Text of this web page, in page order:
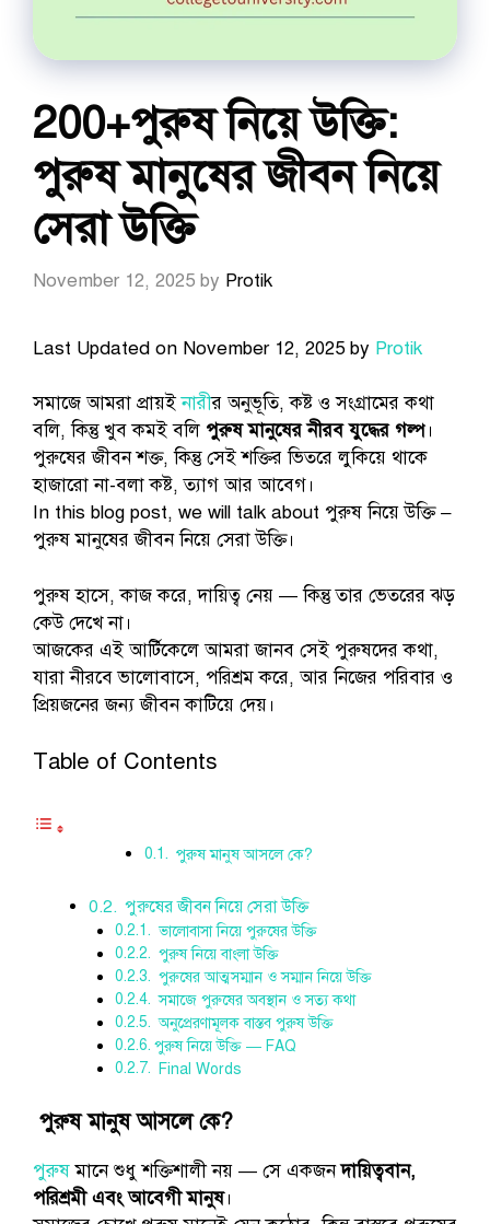
200+পুরুষ নিয়ে উক্তি:
পুরুষ মানুষের জীবন নিয়ে
সেরা উক্তি
November 12, 2025 by Protik
Last Updated on November 12, 2025 by Protik
সমাজে আমরা প্রায়ইনারীর অনুভূতি, কষ্ট ও সংগ্রামের কথা
বলি, কিন্তু খুব কমই বলি পুরুষ মানুষের নীরব যুদ্ধের গল্প।
পুরুষের জীবন শক্ত, কিন্তু সেই শক্তির ভিতরে লুকিয়ে থাকে
হাজারো না-বলা কষ্ট, ত্যাগ আর আবেগ।
In this blog post, we will talk about পুরুষ নিয়ে উক্তি –
পুরুষ মানুষের জীবন নিয়ে সেরা উক্তি।
পুরুষ হাসে, কাজ করে, দায়িত্ব নেয় — কিন্তু তার ভেতরের ঝড়
কেউ দেখে না।
আজকের এই আর্টিকেলে আমরা জানব সেই পুরুষদের কথা,
যারা নীরবে ভালোবাসে, পরিশ্রম করে, আর নিজের পরিবার ও
প্রিয়জনের জন্য জীবন কাটিয়ে দেয়।
Table of Contents
পুরুষ মানুষ আসলে কে?
পুরুষের জীবন নিয়ে সেরা উক্তি
ভালোবাসা নিয়ে পুরুষের উক্তি
পুরুষ নিয়ে বাংলা উক্তি
পুরুষের আত্মসম্মান ও সম্মান নিয়ে উক্তি
সমাজে পুরুষের অবস্থান ও সত্য কথা
অনুপ্রেরণামূলক বাস্তব পুরুষ উক্তি
পুরুষ নিয়ে উক্তি — FAQ
Final Words
পুরুষ মানুষ আসলে কে?
পুরুষমানে শুধু শক্তিশালী নয় — সে একজনদায়িত্ববান,
পরিশ্রমী এবং আবেগী মানুষ।